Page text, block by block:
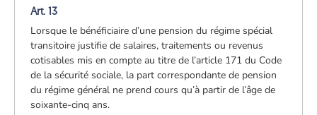
Art. 13
Lorsque le bénéficiaire d’une pension du régime spécial
transitoire justifie de salaires, traitements ou revenus
cotisables mis en compte au titre de l’article 171 du Code
de la sécurité sociale, la part correspondante de pension
du régime général ne prend cours qu’à partir de l’âge de
soixante-cinq ans.